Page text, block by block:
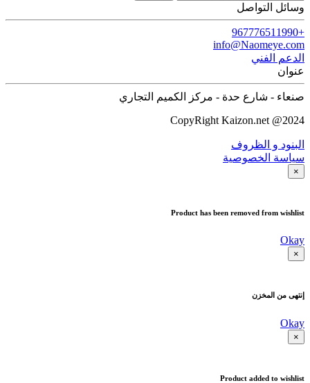
وسائل التواصل
+967776511990
info@Naomeye.com
الدعم الفني
عنوان
صنعاء - شارع حدة - مركز الكميم التجاري
CopyRight Kaizon.net @2024
البنود و الظروف
سياسة الخصوصية
×
Product has been removed from wishlist
Okay
×
إنتهى من المخزن
Okay
×
Product added to wishlist